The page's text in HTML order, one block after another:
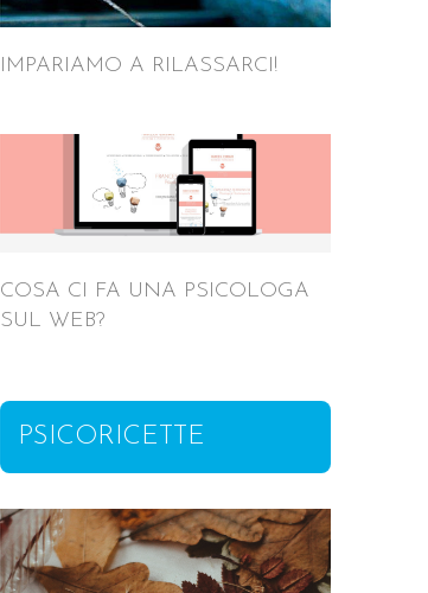
IMPARIAMO A RILASSARCI!
COSA CI FA UNA PSICOLOGA
SUL WEB?
PSICORICETTE